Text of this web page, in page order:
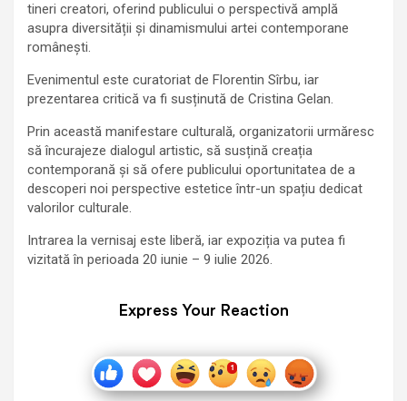
tineri creatori, oferind publicului o perspectivă amplă
asupra diversității și dinamismului artei contemporane
românești.
Evenimentul este curatoriat de Florentin Sîrbu, iar
prezentarea critică va fi susținută de Cristina Gelan.
Prin această manifestare culturală, organizatorii urmăresc
să încurajeze dialogul artistic, să susțină creația
contemporană și să ofere publicului oportunitatea de a
descoperi noi perspective estetice într-un spațiu dedicat
valorilor culturale.
Intrarea la vernisaj este liberă, iar expoziția va putea fi
vizitată în perioada 20 iunie – 9 iulie 2026.
Express Your Reaction